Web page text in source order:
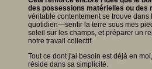
des possessions matérielles ou des
véritable contentement se trouve dans
quotidien—sentir la terre sous mes
soleil sur les champs, et préparer un
notre travail collectif.
Tout ce dont j'ai besoin est déjà en
réside dans sa simplicité.